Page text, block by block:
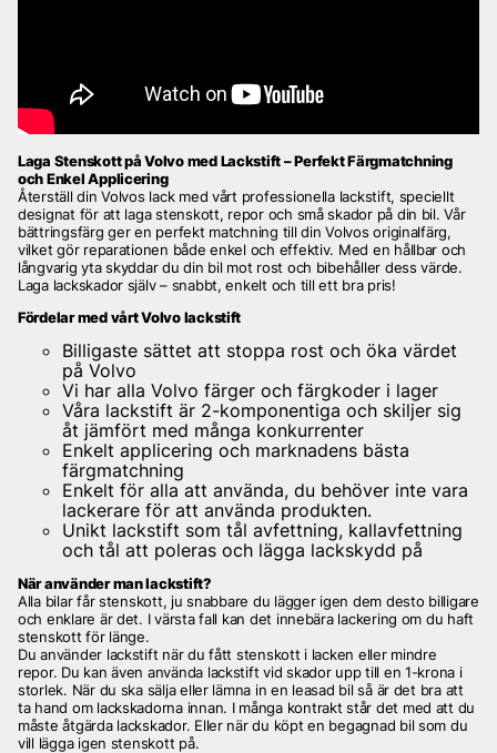
Laga Stenskott på Volvo med Lackstift – Perfekt Färgmatchning
och Enkel Applicering
Återställ din Volvos lack med vårt professionella lackstift, speciellt
designat för att laga stenskott, repor och små skador på din bil. Vår
bättringsfärg ger en perfekt matchning till din Volvos originalfärg,
vilket gör reparationen både enkel och effektiv. Med en hållbar och
långvarig yta skyddar du din bil mot rost och bibehåller dess värde.
Laga lackskador själv – snabbt, enkelt och till ett bra pris!
Fördelar med vårt Volvo lackstift
Billigaste sättet att stoppa rost och öka värdet
på Volvo
Vi har alla Volvo färger och färgkoder i lager
Våra lackstift är 2-komponentiga och skiljer sig
åt jämfört med många konkurrenter
Enkelt applicering och marknadens bästa
färgmatchning
Enkelt för alla att använda, du behöver inte vara
lackerare för att använda produkten.
Unikt lackstift som tål avfettning, kallavfettning
och tål att poleras och lägga lackskydd på
När använder man lackstift?
Alla bilar får stenskott, ju snabbare du lägger igen dem desto billigare
och enklare är det. I värsta fall kan det innebära lackering om du haft
stenskott för länge.
Du använder lackstift när du fått stenskott i lacken eller mindre
repor. Du kan även använda lackstift vid skador upp till en 1-krona i
storlek. När du ska sälja eller lämna in en leasad bil så är det bra att
ta hand om lackskadorna innan. I många kontrakt står det med att du
måste åtgärda lackskador. Eller när du köpt en begagnad bil som du
vill lägga igen stenskott på.